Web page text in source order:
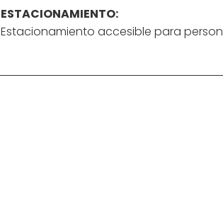
ESTACIONAMIENTO:
Estacionamiento accesible para